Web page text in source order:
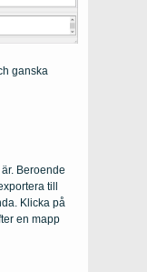
ganska
Beroende
till
Klicka på
en mapp